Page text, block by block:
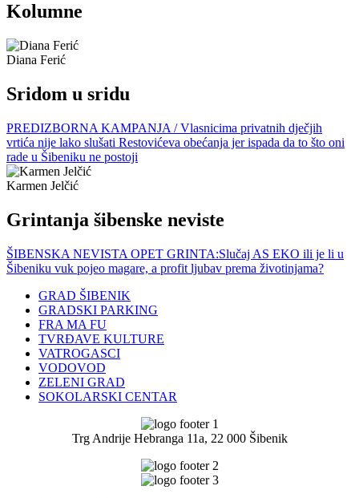
Kolumne
Diana Ferić
Sridom u sridu
PREDIZBORNA KAMPANJA / Vlasnicima privatnih dječjih
vrtića nije lako slušati Restovićeva obećanja jer ispada da to što oni
rade u Šibeniku ne postoji
Karmen Jelčić
Grintanja šibenske neviste
ŠIBENSKA NEVISTA OPET GRINTA:Slučaj AS EKO ili je li u
Šibeniku vuk pojeo magare, a profit ljubav prema životinjama?
GRAD ŠIBENIK
GRADSKI PARKING
FRA MA FU
TVRĐAVE KULTURE
VATROGASCI
VODOVOD
ZELENI GRAD
SOKOLARSKI CENTAR
Trg Andrije Hebranga 11a, 22 000 Šibenik